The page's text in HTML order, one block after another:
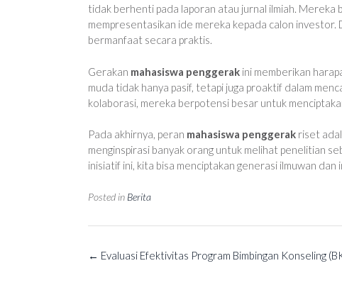
tidak berhenti pada laporan atau jurnal ilmiah.
mempresentasikan ide mereka kepada calon investor.
bermanfaat secara praktis.
Gerakan mahasiswa penggerak ini memberikan
muda tidak hanya pasif, tetapi juga proaktif dalam
kolaborasi, mereka berpotensi besar untuk
Pada akhirnya, peran mahasiswa penggerak riset
menginspirasi banyak orang untuk melihat penelitian
inisiatif ini, kita bisa menciptakan generasi ilmuwan
Posted in Berita
Post
← Evaluasi Efektivitas Program Bimbingan Konseling